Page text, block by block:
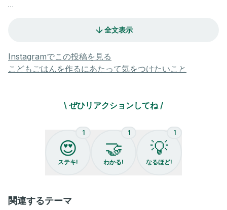
🥣 材料（大人2食＋子ども2食ほど）
☑︎ Aプレーンヨーグルト 大さじ1
☑︎ Aカレー粉 小さじ1
☑︎ Aニンニクチューブ 小さじ1/2
30分ほど冷蔵庫で置く
❷ 油を引いたフライパンを熱し、
皮目を下にして焼き目がつくまで①を焼く
❸ 裏返して蓋をして蒸し焼きにし、
火が通ったら完成
コメント欄に❤️を押してね😋👆🏻
全文表示
Instagramでこの投稿を見る
こどもごはんを作るにあたって気をつけたいこと
\ ぜひリアクションしてね /
1
😍
ステキ!
1
🤝
わかる!
1
💡
なるほど!
関連するテーマ